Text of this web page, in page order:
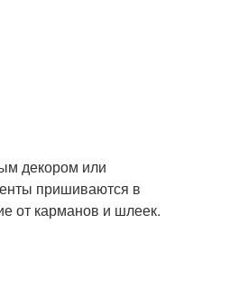
декором или
пришиваются в
от карманов и шлеек.